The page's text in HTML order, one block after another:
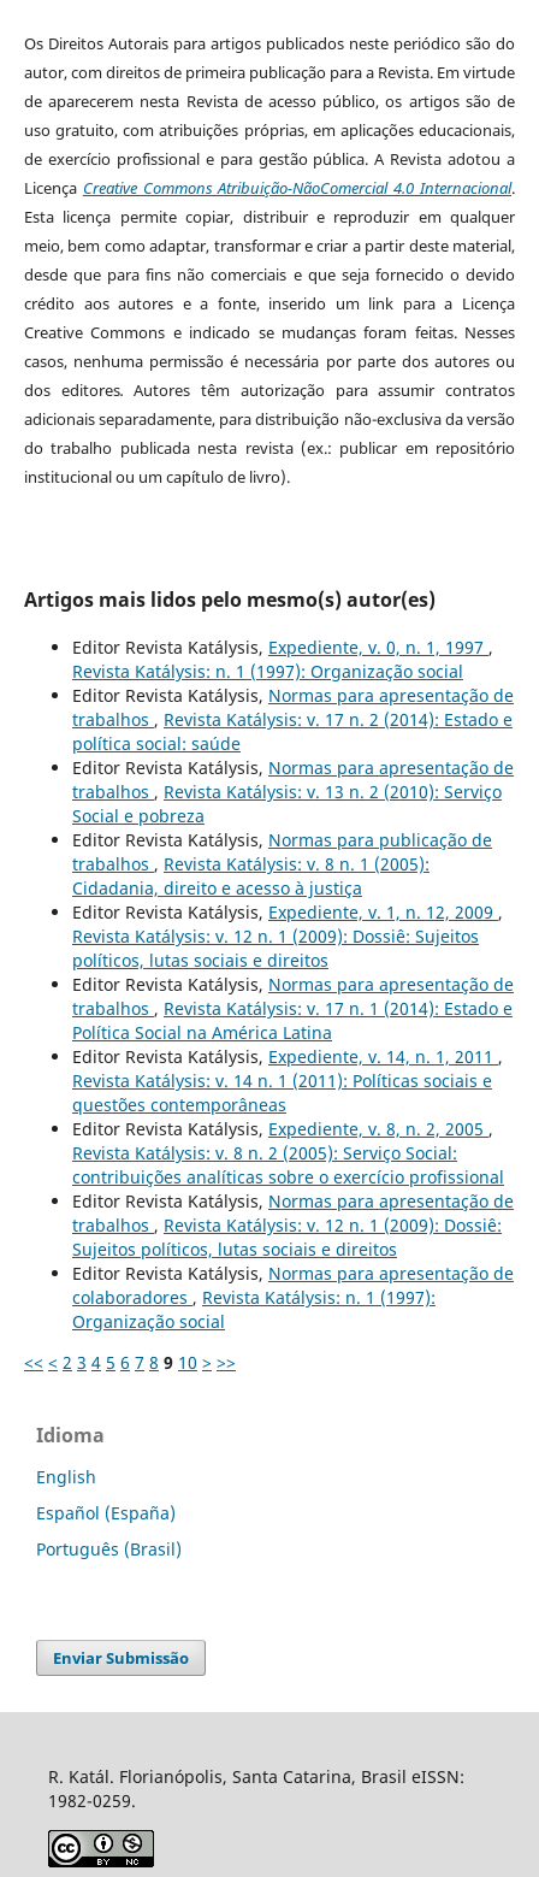
Os Direitos Autorais para artigos publicados neste periódico são do
autor, com direitos de primeira publicação para a Revista. Em virtude
de aparecerem nesta Revista de acesso público, os artigos são de
uso gratuito, com atribuições próprias, em aplicações educacionais,
de exercício profissional e para gestão pública. A Revista adotou a
Licença Creative Commons Atribuição-NãoComercial 4.0 Internacional.
Esta licença permite copiar, distribuir e reproduzir em qualquer
meio, bem como adaptar, transformar e criar a partir deste material,
desde que para fins não comerciais e que seja fornecido o devido
crédito aos autores e a fonte, inserido um link para a Licença
Creative Commons e indicado se mudanças foram feitas. Nesses
casos, nenhuma permissão é necessária por parte dos autores ou
dos editores.Autores têm autorização para assumir contratos
adicionais separadamente, para distribuição não-exclusiva da versão
do trabalho publicada nesta revista (ex.: publicar em repositório
institucional ou um capítulo de livro).
Artigos mais lidos pelo mesmo(s) autor(es)
Editor Revista Katálysis, Expediente, v. 0, n. 1, 1997 ,
Revista Katálysis: n. 1 (1997): Organização social
Editor Revista Katálysis, Normas para apresentação de
trabalhos , Revista Katálysis: v. 17 n. 2 (2014): Estado e
política social: saúde
Editor Revista Katálysis, Normas para apresentação de
trabalhos , Revista Katálysis: v. 13 n. 2 (2010): Serviço
Social e pobreza
Editor Revista Katálysis, Normas para publicação de
trabalhos , Revista Katálysis: v. 8 n. 1 (2005):
Cidadania, direito e acesso à justiça
Editor Revista Katálysis, Expediente, v. 1, n. 12, 2009 ,
Revista Katálysis: v. 12 n. 1 (2009): Dossiê: Sujeitos
políticos, lutas sociais e direitos
Editor Revista Katálysis, Normas para apresentação de
trabalhos , Revista Katálysis: v. 17 n. 1 (2014): Estado e
Política Social na América Latina
Editor Revista Katálysis, Expediente, v. 14, n. 1, 2011 ,
Revista Katálysis: v. 14 n. 1 (2011): Políticas sociais e
questões contemporâneas
Editor Revista Katálysis, Expediente, v. 8, n. 2, 2005 ,
Revista Katálysis: v. 8 n. 2 (2005): Serviço Social:
contribuições analíticas sobre o exercício profissional
Editor Revista Katálysis, Normas para apresentação de
trabalhos , Revista Katálysis: v. 12 n. 1 (2009): Dossiê:
Sujeitos políticos, lutas sociais e direitos
Editor Revista Katálysis, Normas para apresentação de
colaboradores , Revista Katálysis: n. 1 (1997):
Organização social
<< < 2 3 4 5 6 7 8 9 10 > >>
Idioma
English
Español (España)
Português (Brasil)
Enviar Submissão
R. Katál. Florianópolis, Santa Catarina, Brasil eISSN:
1982-0259.